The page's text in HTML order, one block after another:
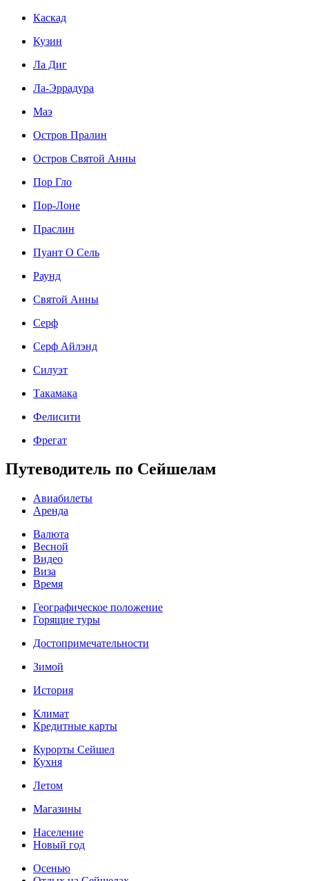
Каскад
Кузин
Ла Диг
Ла-Эррадура
Маэ
Остров Пралин
Остров Святой Анны
Пор Гло
Пор-Лоне
Праслин
Пуант О Сель
Раунд
Святой Анны
Серф
Серф Айлэнд
Силуэт
Такамака
Фелисити
Фрегат
Путеводитель по Сейшелам
Авиабилеты
Аренда
Валюта
Весной
Видео
Виза
Время
Географическое положение
Горящие туры
Достопримечательности
Зимой
История
Климат
Кредитные карты
Курорты Сейшел
Кухня
Летом
Магазины
Население
Новый год
Осенью